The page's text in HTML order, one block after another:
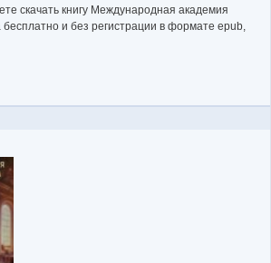
скачать книгу Международная академия
и без регистрации в формате epub,